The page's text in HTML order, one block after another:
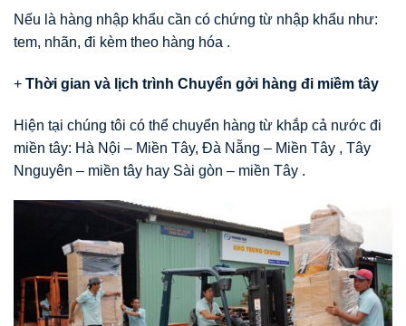
Nếu là hàng nhập khẩu cần có chứng từ nhập khẩu như:
tem, nhãn, đi kèm theo hàng hóa .
+ Thời gian và lịch trình Chuyển gởi hàng đi miềm tây
Hiện tại chúng tôi có thể chuyển hàng từ khắp cả nước đi
miền tây: Hà Nội – Miền Tây, Đà Nẵng – Miền Tây , Tây
Nnguyên – miền tây hay Sài gòn – miền Tây .